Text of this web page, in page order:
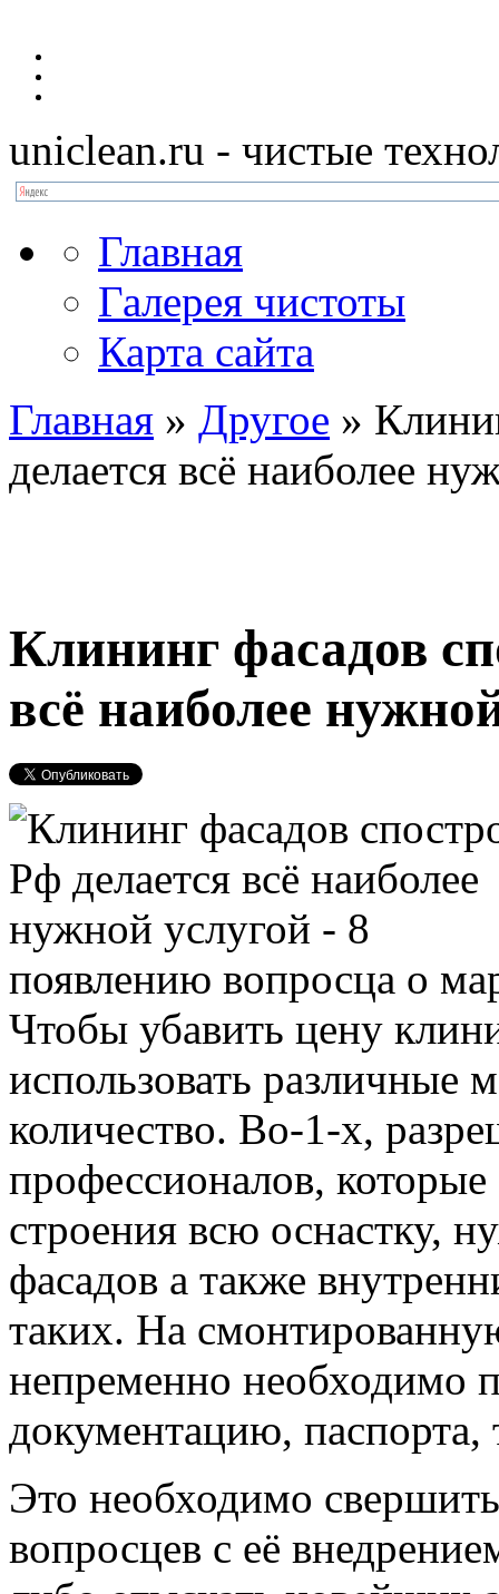
uniclean.ru - чистые
Главная
Галерея чистоты
Карта сайта
Главная » Другое »
делается всё наиболее
Клининг фасадов
всё наиболее
появлению вопросца о
Чтобы убавить цену
использовать различные
количество. Во-1-х,
профессионалов,
строения всю оснастку,
фасадов а также
таких. На
непременно необходимо
документацию, паспорта,
Это необходимо
вопросцев с её